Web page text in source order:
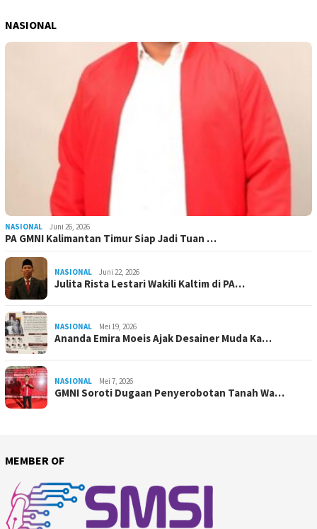
NASIONAL
NASIONAL Juni 26, 2026
PA GMNI Kalimantan Timur Siap Jadi Tuan …
NASIONAL Juni 22, 2026
Julita Rista Lestari Wakili Kaltim di PA…
NASIONAL Mei 19, 2026
Ananda Emira Moeis Ajak Desainer Muda Ka…
NASIONAL Mei 7, 2026
GMNI Soroti Dugaan Penyerobotan Tanah Wa…
MEMBER OF